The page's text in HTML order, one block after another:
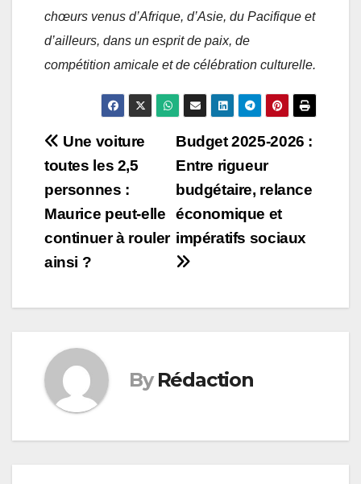
chœurs venus d’Afrique, d’Asie, du Pacifique et
d’ailleurs, dans un esprit de paix, de
compétition amicale et de célébration culturelle.
Post
navigation
Budget 2025-2026 :
Entre rigueur
budgétaire, relance
économique et
impératifs sociaux
Une voiture
toutes les 2,5
personnes :
Maurice peut-elle
continuer à rouler
ainsi ?
By Rédaction